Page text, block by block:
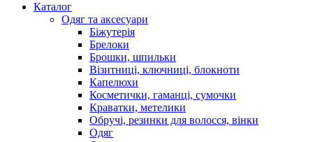
Каталог
Oдяг та аксесуари
Біжутерія
Брелоки
Брошки, шпильки
Візитниці, ключниці, блокноти
Капелюхи
Косметички, гаманці, сумочки
Краватки, метелики
Обручі, резинки для волосся, вінки
Одяг